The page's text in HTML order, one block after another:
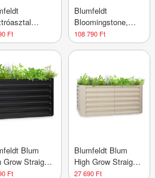
Ø60 cm
Ft
Blumfeldt
Bloomingstone,
szökőkút, kerti
szökőkút,
LED
108 790 Ft
Blum
Grow Straight,
100 x
Ft
Blumfeldt Blum
High Grow Straight,
magaságyás, 120 x
27 690 Ft